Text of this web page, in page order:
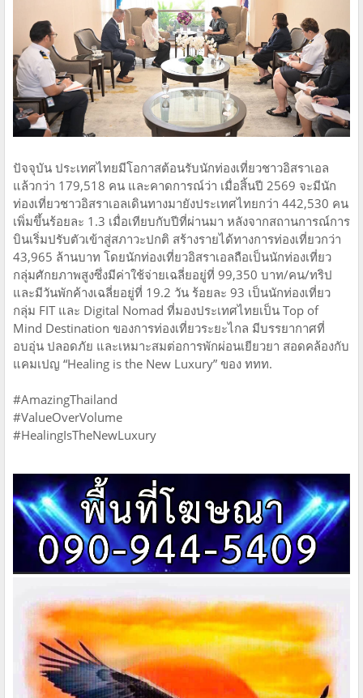
ปัจจุบัน ประเทศไทยมีโอกาสต้อนรับนักท่องเที่ยวชาวอิสราเอล
แล้วกว่า 179,518 คน และคาดการณ์ว่า เมื่อสิ้นปี 2569 จะมีนัก
ท่องเที่ยวชาวอิสราเอลเดินทางมายังประเทศไทยกว่า 442,530 คน
เพิ่มขึ้นร้อยละ 1.3 เมื่อเทียบกับปีที่ผ่านมา หลังจากสถานการณ์การ
บินเริ่มปรับตัวเข้าสู่สภาวะปกติ สร้างรายได้ทางการท่องเที่ยวกว่า
43,965 ล้านบาท โดยนักท่องเที่ยวอิสราเอลถือเป็นนักท่องเที่ยว
กลุ่มศักยภาพสูงซึ่งมีค่าใช้จ่ายเฉลี่ยอยู่ที่ 99,350 บาท/คน/ทริป
และมีวันพักค้างเฉลี่ยอยู่ที่ 19.2 วัน ร้อยละ 93 เป็นนักท่องเที่ยว
กลุ่ม FIT และ Digital Nomad ที่มองประเทศไทยเป็น Top of
Mind Destination ของการท่องเที่ยวระยะไกล มีบรรยากาศที่
อบอุ่น ปลอดภัย และเหมาะสมต่อการพักผ่อนเยียวยา สอดคล้องกับ
แคมเปญ “Healing is the New Luxury” ของ ททท.
#AmazingThailand
#ValueOverVolume
#HealingIsTheNewLuxury